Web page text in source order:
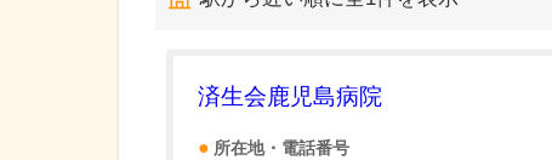
済生会鹿児島病院
所在地・電話番号